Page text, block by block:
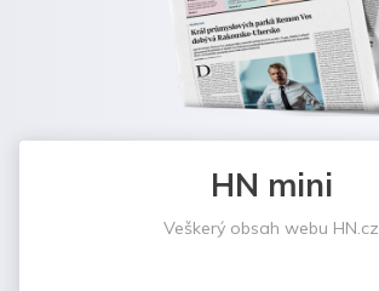
HN mini
Veškerý obsah webu HN.cz